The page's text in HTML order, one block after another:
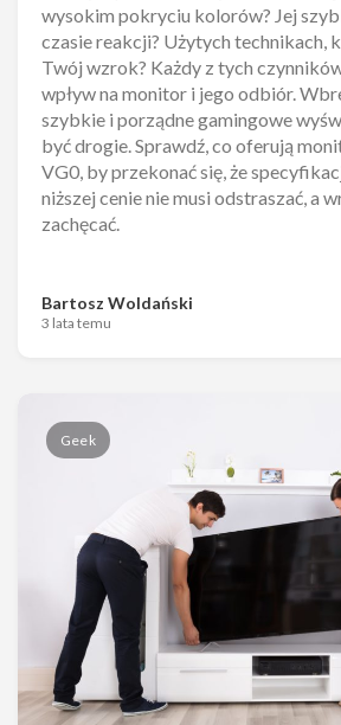
wysokim pokryciu kolorów? Jej
czasie reakcji? Użytych technikach,
Twój wzrok? Każdy z tych
wpływ na monitor i jego odbiór.
szybkie i porządne gamingowe
być drogie. Sprawdź, co oferują
VG0, by przekonać się, że
niższej cenie nie musi odstraszać, a
zachęcać.
Bartosz Woldański
3 lata temu
Geek